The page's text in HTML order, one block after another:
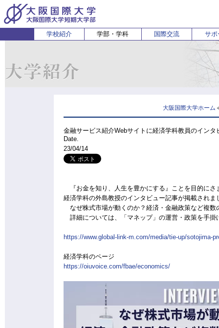
学校紹介 学部・学科
経営学科 国際
国際交流 サポ
卒業生
English
大阪国際大学ホーム
金融サービス紹介Webサイトに経済学科教員のインタ
Date.
23/04/14
『お金を知り、人生を豊かにする』ことを目的にさ
経済学科の外島教授のインタビュー記事が掲載されま
なぜ株式市場が動くのか？経済・金融政策など複
詳細については、「マネップ」の運営・政策を手
https://www.global-link-m.com/media/tie-up/sotojima-
経済学科のページ
https://oiuvoice.com/fbae/economics/